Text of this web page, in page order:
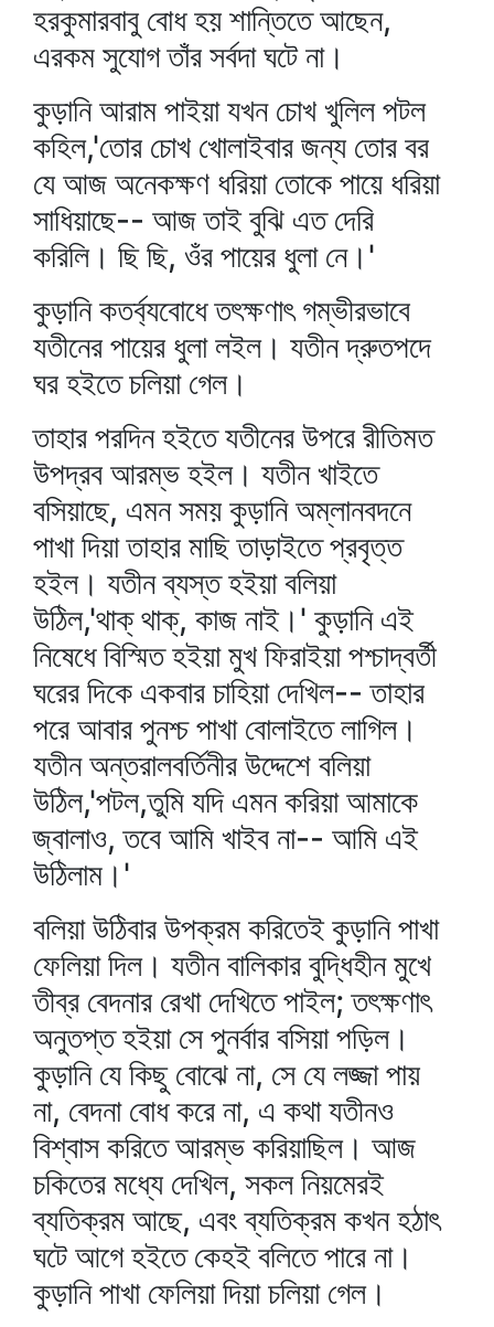
হরকুমারবাবু বোধ হয় শান্তিতে আছেন,
এরকম সুযোগ তাঁর সর্বদা ঘটে না।
কুড়ানি আরাম পাইয়া যখন চোখ খুলিল পটল
কহিল,'তোর চোখ খোলাইবার জন্য তোর বর
যে আজ অনেকক্ষণ ধরিয়া তোকে পায়ে ধরিয়া
সাধিয়াছে-- আজ তাই বুঝি এত দেরি
করিলি। ছি ছি, ওঁর পায়ের ধুলা নে।'
কুড়ানি কতর্ব্যবোধে তৎক্ষণাৎ গম্ভীরভাবে
যতীনের পায়ের ধুলা লইল। যতীন দ্রুতপদে
ঘর হইতে চলিয়া গেল।
তাহার পরদিন হইতে যতীনের উপরে রীতিমত
উপদ্রব আরম্ভ হইল। যতীন খাইতে
বসিয়াছে, এমন সময় কুড়ানি অম্লানবদনে
পাখা দিয়া তাহার মাছি তাড়াইতে প্রবৃত্ত
হইল। যতীন ব্যস্ত হইয়া বলিয়া
উঠিল,'থাক্‌ থাক্‌, কাজ নাই।' কুড়ানি এই
নিষেধে বিস্মিত হইয়া মুখ ফিরাইয়া পশ্চাদ্‌বর্তী
ঘরের দিকে একবার চাহিয়া দেখিল-- তাহার
পরে আবার পুনশ্চ পাখা বোলাইতে লাগিল।
যতীন অন্তরালবর্তিনীর উদ্দেশে বলিয়া
উঠিল,'পটল,তুমি যদি এমন করিয়া আমাকে
জ্বালাও, তবে আমি খাইব না-- আমি এই
উঠিলাম।'
বলিয়া উঠিবার উপক্রম করিতেই কুড়ানি পাখা
ফেলিয়া দিল। যতীন বালিকার বুদ্ধিহীন মুখে
তীব্র বেদনার রেখা দেখিতে পাইল; তৎক্ষণাৎ
অনুতপ্ত হইয়া সে পুনর্বার বসিয়া পড়িল।
কুড়ানি যে কিছু বোঝে না, সে যে লজ্জা পায়
না, বেদনা বোধ করে না, এ কথা যতীনও
বিশ্বাস করিতে আরম্ভ করিয়াছিল। আজ
চকিতের মধ্যে দেখিল, সকল নিয়মেরই
ব্যতিক্রম আছে, এবং ব্যতিক্রম কখন হঠাৎ
ঘটে আগে হইতে কেহই বলিতে পারে না।
কুড়ানি পাখা ফেলিয়া দিয়া চলিয়া গেল।